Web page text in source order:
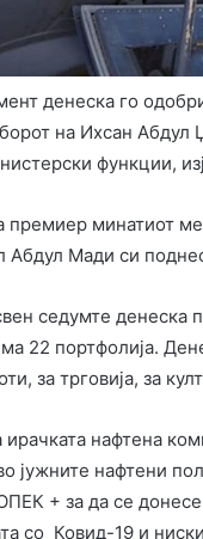
денеска го
на Ихсан
функции,
минатиот
Абдул Мади си
седумте денеска
22 портфолија.
за трговија, за
нафтена
јужните нафтени
+ за да се
со Ковид-19 и